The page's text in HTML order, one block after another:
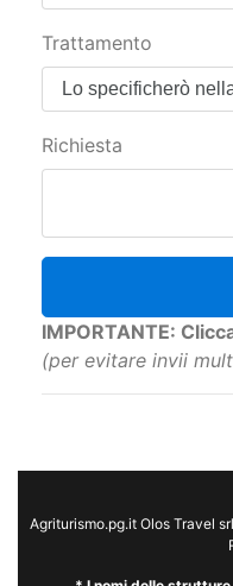
Richiesta
IMPORTANTE:
(per evitare invii
Le prenotazioni si